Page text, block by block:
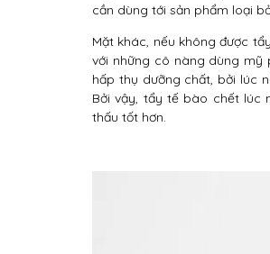
cần dùng tới sản phẩm loại
Mặt khác, nếu không được
với những cô nàng dùng mỹ
hấp thụ dưỡng chất, bởi lúc
Bởi vậy, tẩy tế bào chết lúc
thấu tốt hơn.